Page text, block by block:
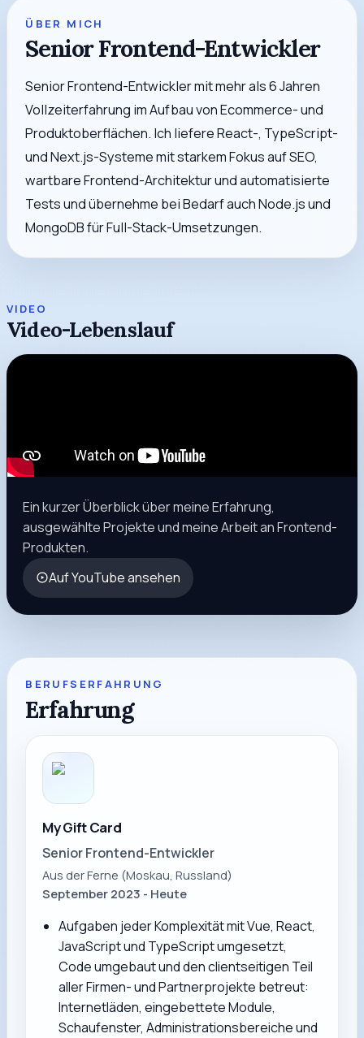
ÜBER MICH
Senior Frontend-Entwickler
Senior Frontend-Entwickler mit mehr als 6 Jahren
Vollzeiterfahrung im Aufbau von Ecommerce- und
Produktoberflächen. Ich liefere React-, TypeScript-
und Next.js-Systeme mit starkem Fokus auf SEO,
wartbare Frontend-Architektur und automatisierte
Tests und übernehme bei Bedarf auch Node.js und
MongoDB für Full-Stack-Umsetzungen.
VIDEO
Video-Lebenslauf
Ein kurzer Überblick über meine Erfahrung,
ausgewählte Projekte und meine Arbeit an Frontend-
Produkten.
Auf YouTube ansehen
BERUFSERFAHRUNG
Erfahrung
My Gift Card
Senior Frontend-Entwickler
Aus der Ferne (Moskau, Russland)
September 2023 - Heute
Aufgaben jeder Komplexität mit Vue, React,
JavaScript und TypeScript umgesetzt,
Code umgebaut und den clientseitigen Teil
aller Firmen- und Partnerprojekte betreut:
Internetläden, eingebettete Module,
Schaufenster, Administrationsbereiche und